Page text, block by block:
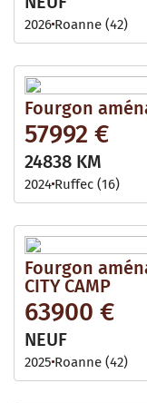
2026 Roanne (42)
Fourgon
57992 €
24838 KM
2024 Ruffec (16)
Fourgon
CITY CAMP
63900 €
NEUF
2025 Roanne (42)